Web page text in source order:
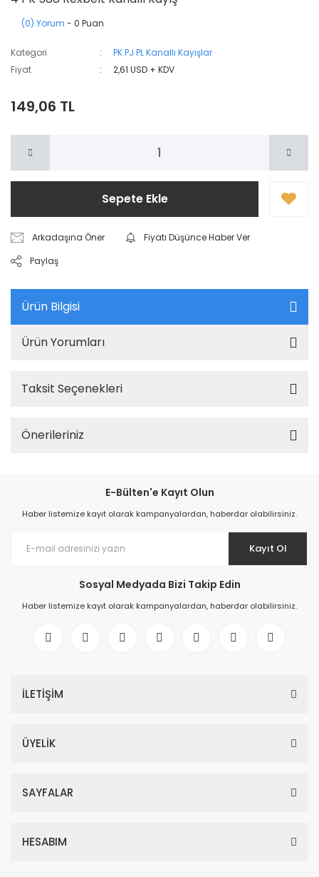
(0) Yorum - 0 Puan
Kategori
PK PJ PL Kanallı Kayışlar
Fiyat
2,61 USD + KDV
149,06 TL
Sepete Ekle
Arkadaşına Öner
Fiyatı Düşünce Haber Ver
Paylaş
Ürün Bilgisi
Ürün Yorumları
Taksit Seçenekleri
Önerileriniz
E-Bülten'e Kayıt Olun
Haber listemize kayıt olarak kampanyalardan, haberdar olabilirsiniz.
Kayıt Ol
Sosyal Medyada Bizi Takip Edin
Haber listemize kayıt olarak kampanyalardan, haberdar olabilirsiniz.
İLETİŞİM
ÜYELİK
SAYFALAR
HESABIM